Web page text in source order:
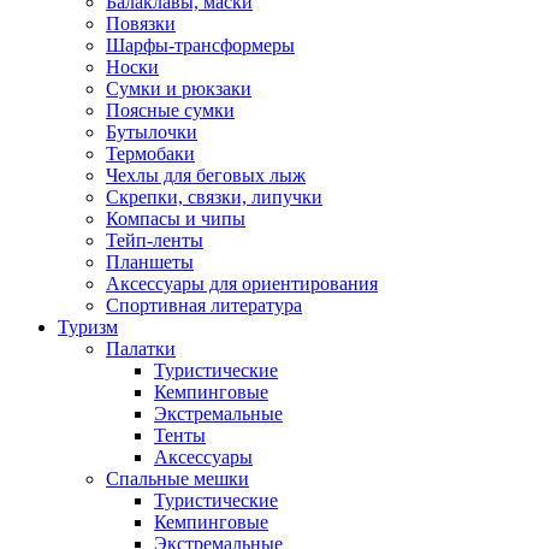
Повязки
Шарфы-трансформеры
Носки
Сумки и рюкзаки
Поясные сумки
Бутылочки
Термобаки
Чехлы для беговых лыж
Скрепки, связки, липучки
Компасы и чипы
Тейп-ленты
Планшеты
Аксессуары для ориентирования
Спортивная литература
Туризм
Палатки
Туристические
Кемпинговые
Экстремальные
Тенты
Аксессуары
Спальные мешки
Туристические
Кемпинговые
Экстремальные